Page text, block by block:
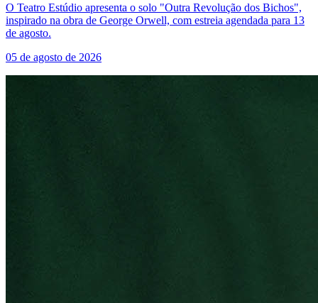
O Teatro Estúdio apresenta o solo "Outra Revolução dos Bichos",
inspirado na obra de George Orwell, com estreia agendada para 13
de agosto.
05 de agosto de 2026